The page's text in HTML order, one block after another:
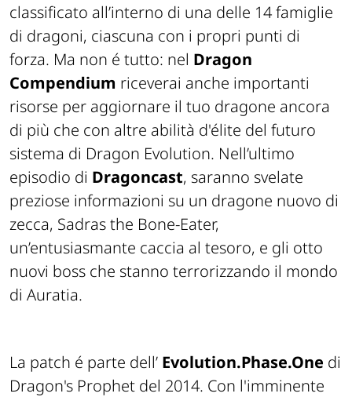
classificato all’interno di una delle 14 famiglie
di dragoni, ciascuna con i propri punti di
forza. Ma non é tutto: nel Dragon
Compendium riceverai anche importanti
risorse per aggiornare il tuo dragone ancora
di più che con altre abilità d'élite del futuro
sistema di Dragon Evolution. Nell’ultimo
episodio di Dragoncast, saranno svelate
preziose informazioni su un dragone nuovo di
zecca, Sadras the Bone-Eater,
un’entusiasmante caccia al tesoro, e gli otto
nuovi boss che stanno terrorizzando il mondo
di Auratia.
La patch é parte dell’ Evolution.Phase.One di
Dragon's Prophet del 2014. Con l'imminente